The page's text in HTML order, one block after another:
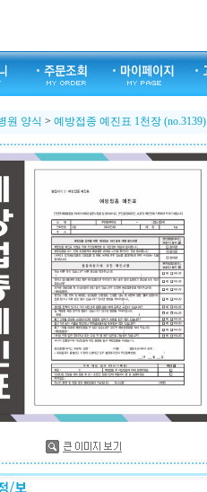
원 양식 > 예방접종 예진표 1천장 (no.3139)